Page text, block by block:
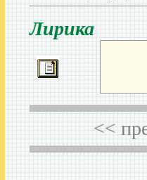
Лирика
<<